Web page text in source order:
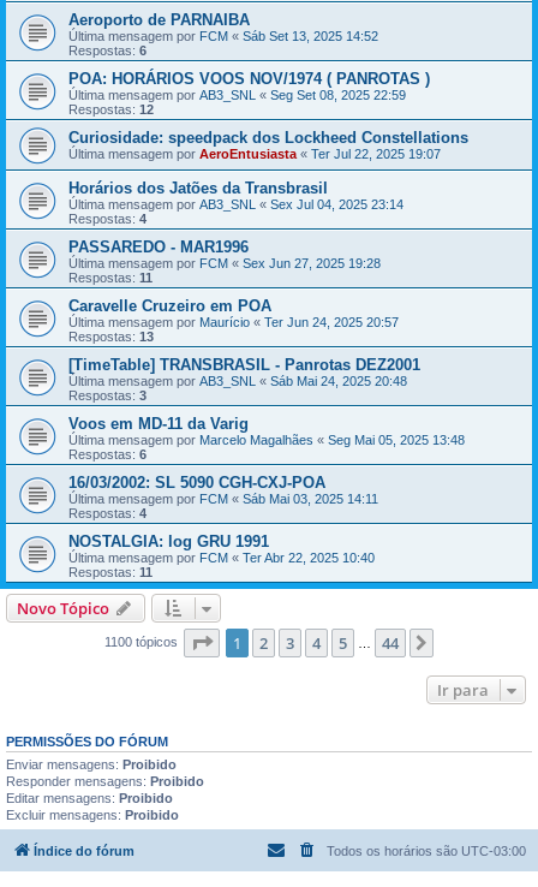
Aeroporto de PARNAIBA
Última mensagem por FCM « Sáb Set 13, 2025 14:52
Respostas: 6
POA: HORÁRIOS VOOS NOV/1974 ( PANROTAS )
Última mensagem por AB3_SNL « Seg Set 08, 2025 22:59
Respostas: 12
Curiosidade: speedpack dos Lockheed Constellations
Última mensagem por AeroEntusiasta « Ter Jul 22, 2025 19:07
Horários dos Jatões da Transbrasil
Última mensagem por AB3_SNL « Sex Jul 04, 2025 23:14
Respostas: 4
PASSAREDO - MAR1996
Última mensagem por FCM « Sex Jun 27, 2025 19:28
Respostas: 11
Caravelle Cruzeiro em POA
Última mensagem por Maurício « Ter Jun 24, 2025 20:57
Respostas: 13
[TimeTable] TRANSBRASIL - Panrotas DEZ2001
Última mensagem por AB3_SNL « Sáb Mai 24, 2025 20:48
Respostas: 3
Voos em MD-11 da Varig
Última mensagem por Marcelo Magalhães « Seg Mai 05, 2025 13:48
Respostas: 6
16/03/2002: SL 5090 CGH-CXJ-POA
Última mensagem por FCM « Sáb Mai 03, 2025 14:11
Respostas: 4
NOSTALGIA: log GRU 1991
Última mensagem por FCM « Ter Abr 22, 2025 10:40
Respostas: 11
Novo Tópico
1100 tópicos Página de 44
1 2 3 4 5 44
Ir para
PERMISSÕES DO FÓRUM
Enviar mensagens: Proibido
Responder mensagens: Proibido
Editar mensagens: Proibido
Excluir mensagens: Proibido
Índice do fórum Todos os horários são UTC-03:00